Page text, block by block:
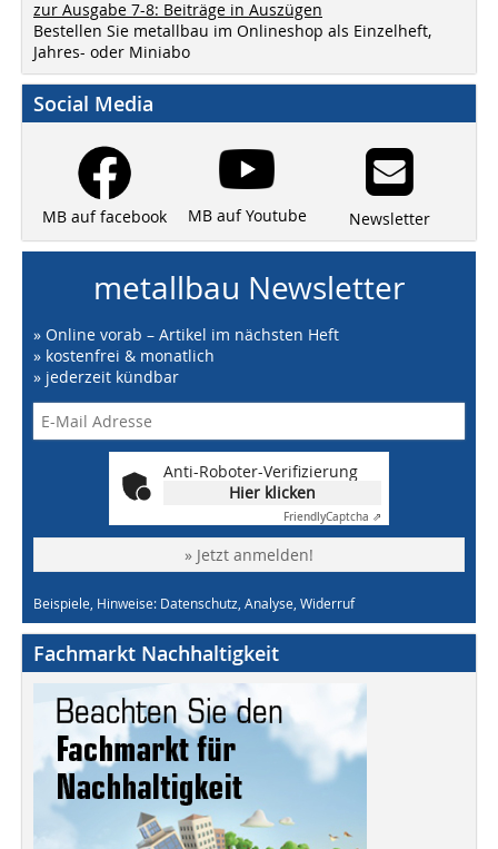
zur Ausgabe 7-8: Beiträge in Auszügen
Bestellen Sie metallbau im Onlineshop als Einzelheft,
Jahres- oder Miniabo
Social Media
MB auf facebook MB auf Youtube Newsletter
metallbau Newsletter
» Online vorab – Artikel im nächsten Heft
» kostenfrei & monatlich
» jederzeit kündbar
Anti-Roboter-Verifizierung
Hier klicken
FriendlyCaptcha ⇗
» Jetzt anmelden!
Beispiele, Hinweise: Datenschutz, Analyse, Widerruf
Fachmarkt Nachhaltigkeit